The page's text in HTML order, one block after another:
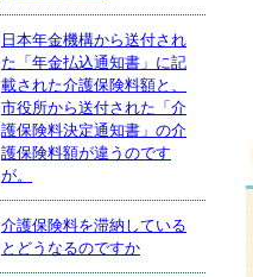
日本年金機構から送付され
た「年金払込通知書」に記
載された介護保険料額と、
市役所から送付された「介
護保険料決定通知書」の介
護保険料額が違うのです
が。
介護保険料を滞納している
とどうなるのですか